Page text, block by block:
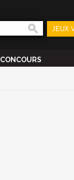
JEUX
CONCOURS